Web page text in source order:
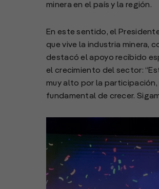
minera en el país y la región.
En este sentido, el
que vive la industria minera,
destacó el apoyo recibido
el crecimiento del sector:
muy alto por la
fundamental de crecer.